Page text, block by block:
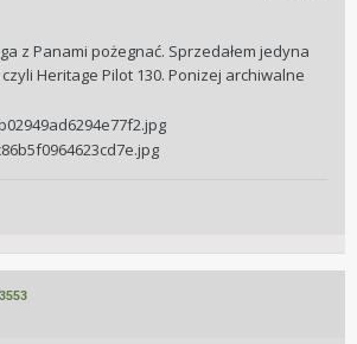
z Panami pożegnać. Sprzedałem jedyna
Heritage Pilot 130. Ponizej archiwalne
3553